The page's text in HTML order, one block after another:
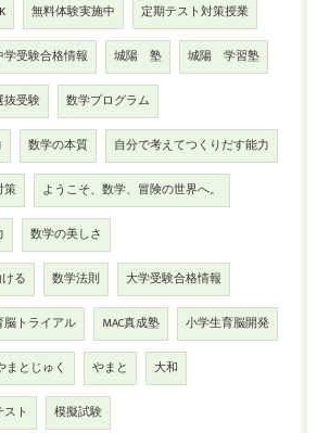
無料体験実施中 定期テスト対策授業
学受験合格情報 城陽 塾 城陽 学習塾
抜受験 数学プログラム
数学の本質 自分で考えてつくりだす能力
策 ようこそ、数学、冒険の世界へ。
数学の美しさ
る 数学法則 大学受験合格情報
脳トライアル MAC真成塾 小学生育脳開発
まとじゅく やまと 大和
ト 模擬試験